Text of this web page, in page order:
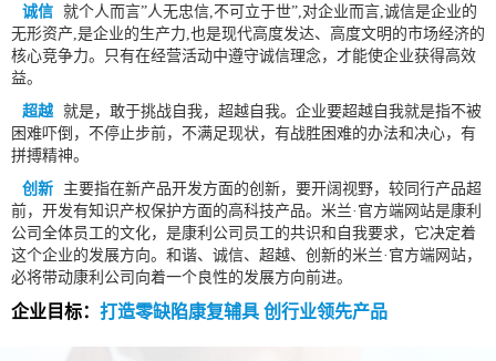
诚信 就个人而言”人无忠信,不可立于世”,对企业而言,诚信是企业的
无形资产,是企业的生产力,也是现代高度发达、高度文明的市场经济的
核心竞争力。只有在经营活动中遵守诚信理念，才能使企业获得高效
益。
超越 就是，敢于挑战自我，超越自我。企业要超越自我就是指不被
困难吓倒，不停止步前，不满足现状，有战胜困难的办法和决心，有
拼搏精神。
创新
主要指在新产品开发方面的创新，要开阔视野，较同行产品超
前，开发有知识产权保护方面的高科技产品。米兰·官方端网站是康利
公司全体员工的文化，是康利公司员工的共识和自我要求，它决定着
这个企业的发展方向。和谐、诚信、超越、创新的米兰·官方端网站，
必将带动康利公司向着一个良性的发展方向前进。
企业目标： 打造零缺陷康复辅具 创行业领先产品